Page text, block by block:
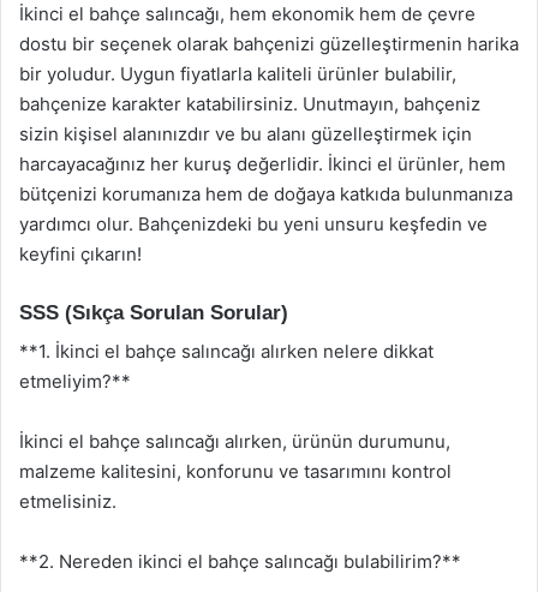
İkinci el bahçe salıncağı, hem ekonomik hem de çevre
dostu bir seçenek olarak bahçenizi güzelleştirmenin harika
bir yoludur. Uygun fiyatlarla kaliteli ürünler bulabilir,
bahçenize karakter katabilirsiniz. Unutmayın, bahçeniz
sizin kişisel alanınızdır ve bu alanı güzelleştirmek için
harcayacağınız her kuruş değerlidir. İkinci el ürünler, hem
bütçenizi korumanıza hem de doğaya katkıda bulunmanıza
yardımcı olur. Bahçenizdeki bu yeni unsuru keşfedin ve
keyfini çıkarın!
SSS (Sıkça Sorulan Sorular)
**1. İkinci el bahçe salıncağı alırken nelere dikkat
etmeliyim?**
İkinci el bahçe salıncağı alırken, ürünün durumunu,
malzeme kalitesini, konforunu ve tasarımını kontrol
etmelisiniz.
**2. Nereden ikinci el bahçe salıncağı bulabilirim?**